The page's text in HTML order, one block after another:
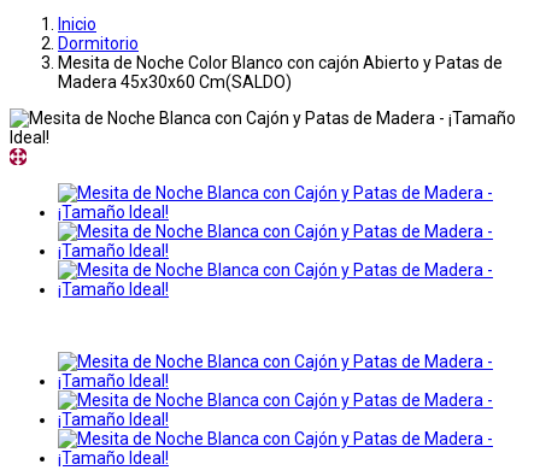
Inicio
Dormitorio
Mesita de Noche Color Blanco con cajón Abierto y Patas de
Madera 45x30x60 Cm(SALDO)